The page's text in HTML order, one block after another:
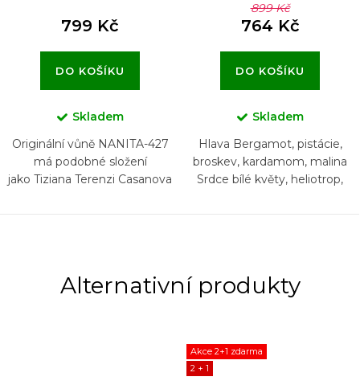
799 Kč
DO KOŠÍKU
Skladem
Originální vůně NANITA-427
má podobné složení
jako Tiziana Terenzi Casanova
899 Kč
764 Kč
DO KOŠÍKU
Skladem
Hlava Bergamot, pistácie,
broskev, kardamom, malina
Srdce bílé květy, heliotrop,
Akce 2+1 zdarma
2 + 1